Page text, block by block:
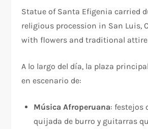
Statue of Santa Efigenia carried
religious procession in San Luis,
with flowers and traditional attire
A lo largo del día, la plaza
en escenario de:
Música Afroperuana: festejos
quijada de burro y guitarras